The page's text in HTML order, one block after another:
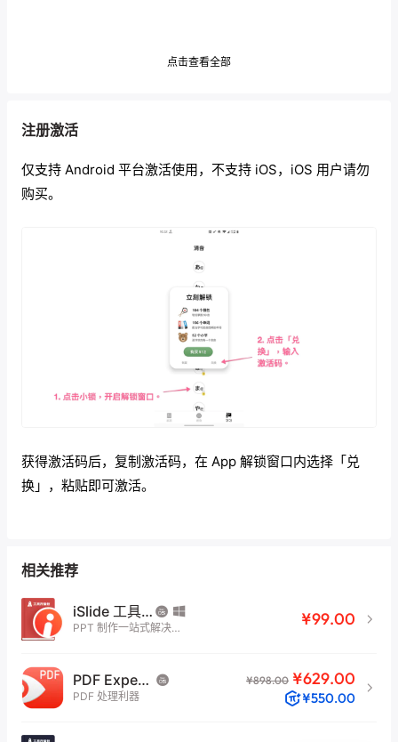
名，日期与数字。
复习和测试
点击查看全部
注册激活
仅支持 Android 平台激活使用，不支持 iOS，iOS 用户请勿
购买。
获得激活码后，复制激活码，在 App 解锁窗口内选择「兑
换」，粘贴即可激活。
相关推荐
iSlide 工具升值包
PPT 制作一站式解决方
¥99.00
PDF Expert 3
PDF 处理利器
¥898.00 ¥629.00
¥550.00